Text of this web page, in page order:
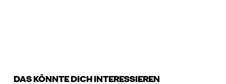
DAS KÖNNTE DICH INTERESSIEREN